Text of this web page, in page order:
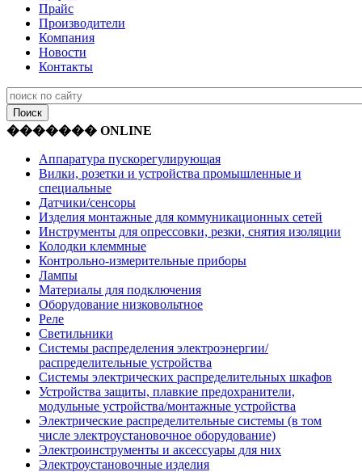
Прайс
Производители
Компания
Новости
Контакты
������� ONLINE
Аппаратура пускорегулирующая
Вилки, розетки и устройства промышленные и
специальные
Датчики/сенсоры
Изделия монтажные для коммуникационных сетей
Инструменты для опрессовки, резки, снятия изоляции
Колодки клеммные
Контрольно-измерительные приборы
Лампы
Материалы для подключения
Оборудование низковольтное
Реле
Светильники
Системы распределения электроэнергии/
распределительные устройства
Системы электрических распределительных шкафов
Устройства защиты, плавкие предохранители,
модульные устройства/монтажные устройства
Электрические распределительные системы (в том
числе электроустановочное оборудование)
Электроинструменты и аксессуары для них
Электроустановочные изделия